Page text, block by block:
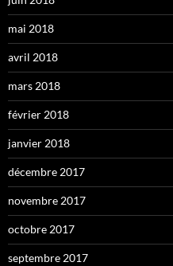
mai 2018
avril 2018
mars 2018
février 2018
janvier 2018
décembre 2017
novembre 2017
octobre 2017
septembre 2017